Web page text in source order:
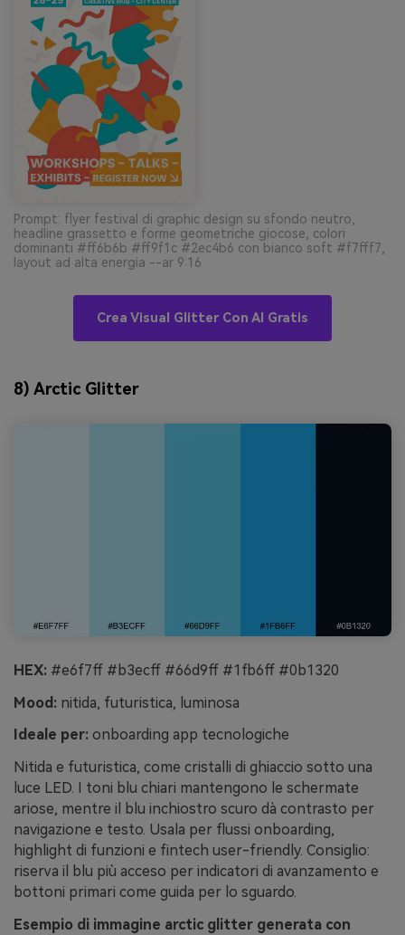
Prompt: flyer festival di graphic design su sfondo neutro,
headline grassetto e forme geometriche giocose, colori
dominanti #ff6b6b #ff9f1c #2ec4b6 con bianco soft #f7fff7,
layout ad alta energia --ar 9:16
Crea Visual Glitter Con AI Gratis
8) Arctic Glitter
HEX: #e6f7ff #b3ecff #66d9ff #1fb6ff #0b1320
Mood: nitida, futuristica, luminosa
Ideale per: onboarding app tecnologiche
Nitida e futuristica, come cristalli di ghiaccio sotto una
luce LED. I toni blu chiari mantengono le schermate
ariose, mentre il blu inchiostro scuro dà contrasto per
navigazione e testo. Usala per flussi onboarding,
highlight di funzioni e fintech user-friendly. Consiglio:
riserva il blu più acceso per indicatori di avanzamento e
bottoni primari come guida per lo sguardo.
Esempio di immagine arctic glitter generata con